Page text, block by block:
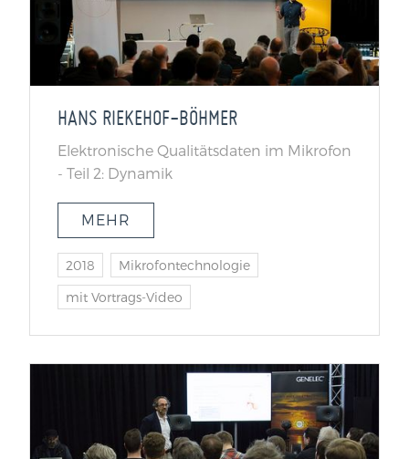
HANS RIEKEHOF-BÖHMER
Elektronische Qualitätsdaten im Mikrofon
- Teil 2: Dynamik
MEHR
2018 Mikrofontechnologie
mit Vortrags-Video